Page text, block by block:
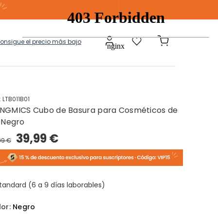
el precio más bajo
Modulares
Ropa Sucia Baules Ottoman
LTB011B01
Cubo de Basura para Cosméticos de
€ 39,99 €
(6 a 9 días laborables)
Negro